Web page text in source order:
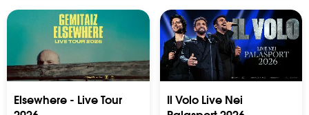
Elsewhere - Live Tour
Il Volo Live Nei